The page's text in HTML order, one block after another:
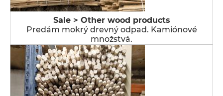
Sale > Other wood products
Predám mokrý drevný odpad. Kamiónové
množstvá.